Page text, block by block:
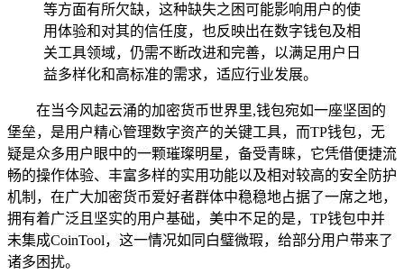
等方面有所欠缺，这种缺失之困可能影响用户的使
用体验和对其的信任度，也反映出在数字钱包及相
关工具领域，仍需不断改进和完善，以满足用户日
益多样化和高标准的需求，适应行业发展。
在当今风起云涌的加密货币世界里,钱包宛如一座坚固的
堡垒，是用户精心管理数字资产的关键工具，而TP钱包，无
疑是众多用户眼中的一颗璀璨明星，备受青睐，它凭借便捷流
畅的操作体验、丰富多样的实用功能以及相对较高的安全防护
机制，在广大加密货币爱好者群体中稳稳地占据了一席之地，
拥有着广泛且坚实的用户基础，美中不足的是，TP钱包中并
未集成CoinTool，这一情况如同白璧微瑕，给部分用户带来了
诸多困扰。